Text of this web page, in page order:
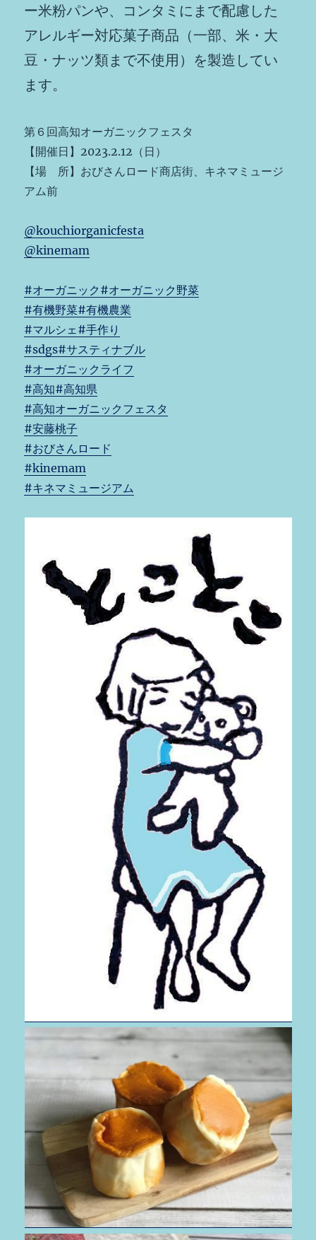
ー米粉パンや、コンタミにまで配慮した
アレルギー対応菓子商品（一部、米・大
豆・ナッツ類まで不使用）を製造してい
ます。
第６回高知オーガニックフェスタ
【開催日】2023.2.12（日）
【場 所】おびさんロード商店街、キネマミュージ
アム前
@kouchiorganicfesta
@kinemam
#オーガニック #オーガニック野菜
#有機野菜#有機農業
#マルシェ #手作り
#sdgs#サスティナブル
#オーガニックライフ
#高知#高知県
#高知オーガニックフェスタ
#安藤桃子
#おびさんロード
#kinemam
#キネマミュージアム